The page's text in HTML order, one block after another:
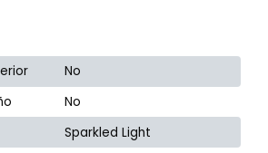
No
No
Sparkled Light